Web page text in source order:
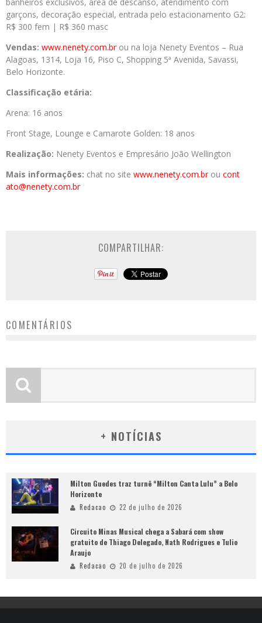
garçons, decoração especial, entrada pelo estacionamento G2:
R$ 300 fem | R$ 360 masc
Vendas: www.nenety.com.brou na loja Nenety Eventos – Rua
Alagoas, 1314, Loja 16, Piso C, Shopping 5ª Avenida, Savassi,
Belo Horizonte.
Classificação etária:
Arena: 16 anos
Front Stage, Lounge e Camarote Golden: 18 anos
Realização: Nenety Eventos e Empresário João Wellington
Mais informações: chat no site www.nenety.com.brou cont
ato@nenety.com.br
COMPARTILHAR:
COMENTÁRIOS
+ NOTÍCIAS
Milton Guedes traz turnê “Milton Canta Lulu” a Belo
Horizonte
Redacao 22 de julho de 2026
Circuito Minas Musical chega a Sabará com show
gratuito de Thiago Delegado, Nath Rodrigues e Tulio
Araujo
Redacao 20 de julho de 2026